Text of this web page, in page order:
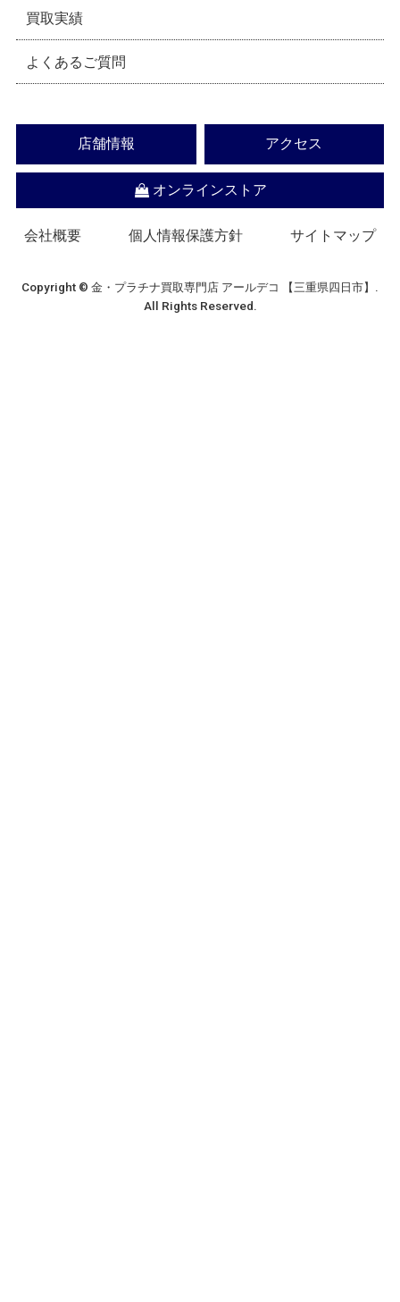
買取実績
よくあるご質問
店舗情報 アクセス
オンラインストア
会社概要 個人情報保護方針 サイトマップ
Copyright © 金・プラチナ買取専門店 アールデコ 【三重県四日市】.
All Rights Reserved.